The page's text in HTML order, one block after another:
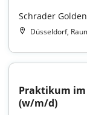
Schrader
Düsseldorf,
Praktikum im
(w/m/d)